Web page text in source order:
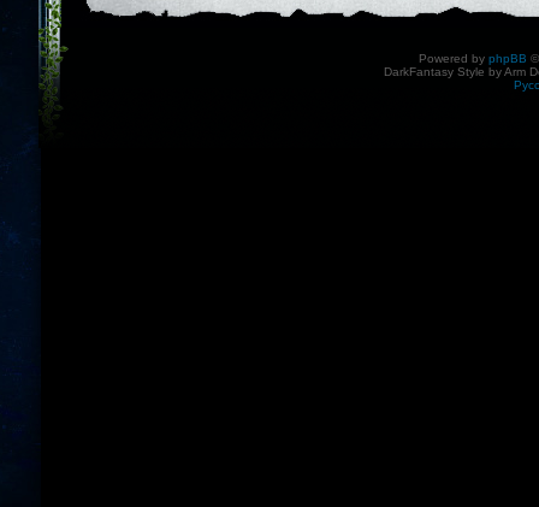
Powered by phpBB
DarkFantasy Style by Arm